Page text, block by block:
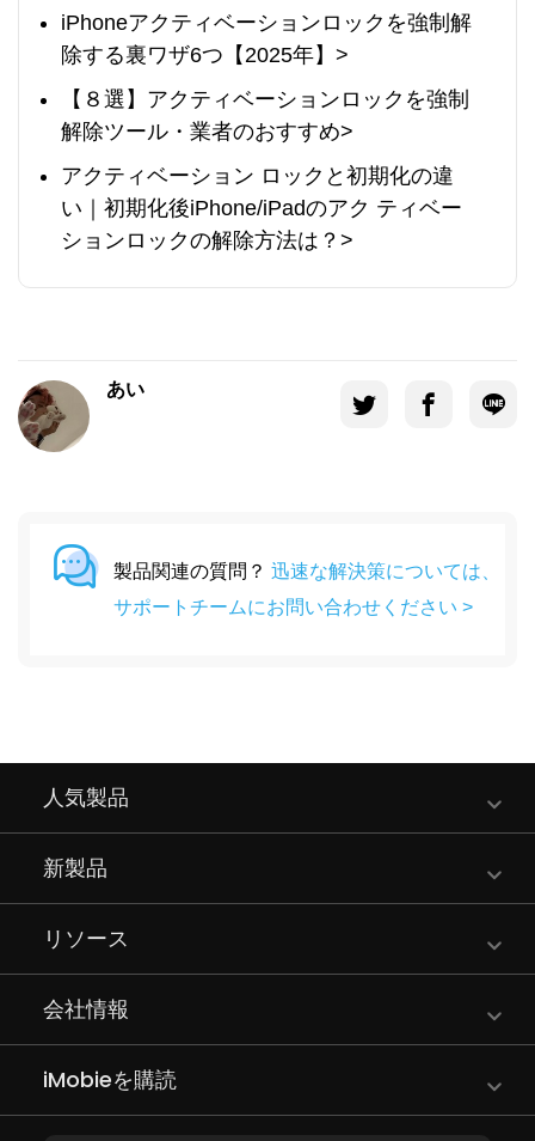
iPhoneアクティベーションロックを強制解
除する裏ワザ6つ【2025年】>
【８選】アクティベーションロックを強制
解除ツール・業者のおすすめ>
アクティベーション ロックと初期化の違
い｜初期化後iPhone/iPadのアク ティベー
ションロックの解除方法は？>
あい
製品関連の質問？ 迅速な解決策については、
サポートチームにお問い合わせください >
人気製品
新製品
リソース
会社情報
iMobieを購読